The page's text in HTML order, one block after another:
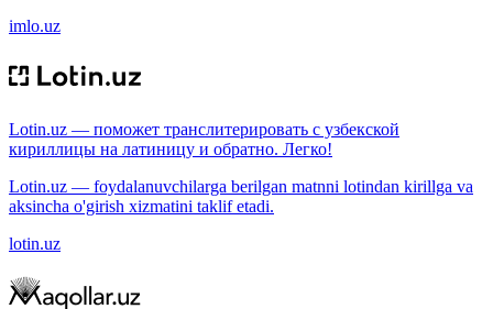
imlo.uz
Lotin.uz — поможет транслитерировать с узбекской
кириллицы на латиницу и обратно. Легко!
Lotin.uz — foydalanuvchilarga berilgan matnni lotindan kirillga va
aksincha o'girish xizmatini taklif etadi.
lotin.uz